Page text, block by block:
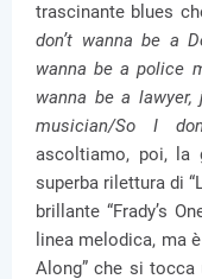
trascinante blues
don’t wanna be a
wanna be a police
wanna be a
musician/So I
ascoltiamo, poi, la
superba rilettura di
brillante “Frady’s
linea melodica, ma
Along” che si